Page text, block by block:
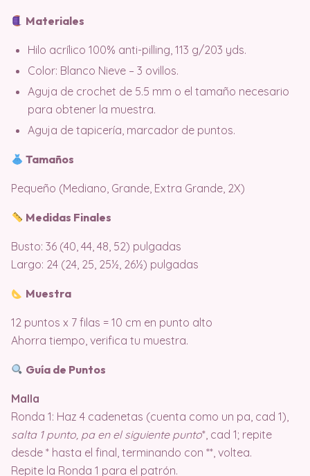
Materiales
Hilo acrílico 100% anti-pilling, 113 g/203 yds.
Color: Blanco Nieve – 3 ovillos.
Aguja de crochet de 5.5 mm o el tamaño necesario
para obtener la muestra.
Aguja de tapicería, marcador de puntos.
Tamaños
Pequeño (Mediano, Grande, Extra Grande, 2X)
Medidas Finales
Busto: 36 (40, 44, 48, 52) pulgadas
Largo: 24 (24, 25, 25½, 26½) pulgadas
Muestra
12 puntos x 7 filas = 10 cm en punto alto
Ahorra tiempo, verifica tu muestra.
Guía de Puntos
Malla
Ronda 1: Haz 4 cadenetas (cuenta como un pa, cad 1),
salta 1 punto, pa en el siguiente punto*, cad 1; repite
desde * hasta el final, terminando con **, voltea.
Repite la Ronda 1 para el patrón.